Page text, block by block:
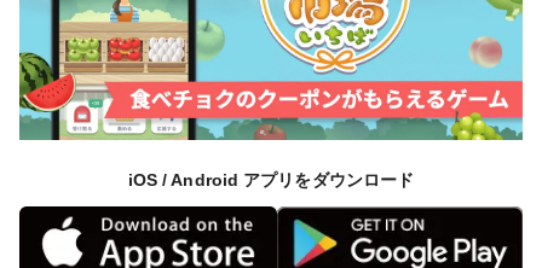
iOS / Android アプリをダウンロード